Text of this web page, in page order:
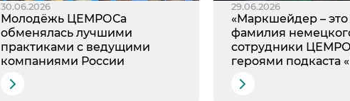
30.06.2026
Молодёжь ЦЕМРОСа
обменялась лучшими
практиками с ведущими
компаниями России
29.06.2026
«Маркшейдер –
фамилия
сотрудники
героями подкаста